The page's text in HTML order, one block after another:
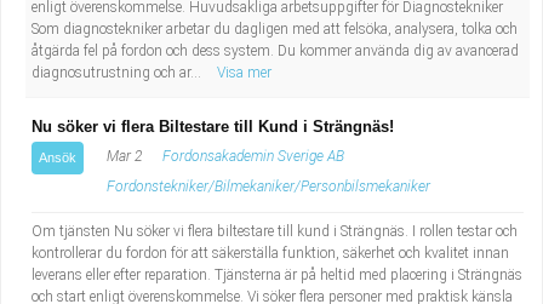
enligt överenskommelse. Huvudsakliga arbetsuppgifter för Diagnostekniker
Som diagnostekniker arbetar du dagligen med att felsöka, analysera, tolka och
åtgärda fel på fordon och dess system. Du kommer använda dig av avancerad
diagnosutrustning och ar...
Visa mer
Nu söker vi flera Biltestare till Kund i Strängnäs!
Ansök Mar 2
Fordonsakademin Sverige AB
Fordonstekniker/Bilmekaniker/Personbilsmekaniker
Om tjänsten Nu söker vi flera biltestare till kund i Strängnäs. I rollen testar och
kontrollerar du fordon för att säkerställa funktion, säkerhet och kvalitet innan
leverans eller efter reparation. Tjänsterna är på heltid med placering i Strängnäs
och start enligt överenskommelse. Vi söker flera personer med praktisk känsla